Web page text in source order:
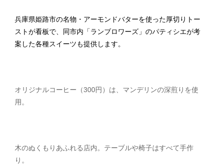
兵庫県姫路市の名物・アーモンドバターを使った厚切りトー
ストが看板で、同市内「ランブロワーズ」のパティシエが考
案した各種スイーツも提供します。
オリジナルコーヒー（300円）は、マンデリンの深煎りを使
用。
木のぬくもりあふれる店内。テーブルや椅子はすべて手作
り。